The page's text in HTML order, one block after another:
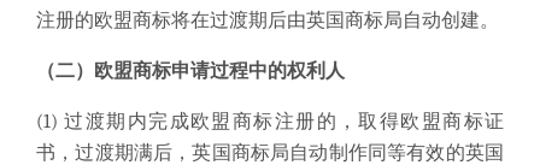
注册的欧盟商标将在过渡期后由英国商标局自动创建。
（二） 欧盟商标申请过程中的权利人
(1)过渡期内完成欧盟商标注册的，取得欧盟商标证
书，过渡期满后，英国商标局自动制作同等有效的英国